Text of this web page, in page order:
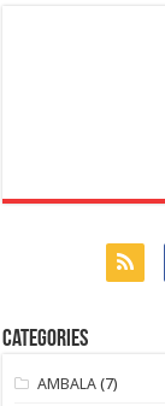
Categories
AMBALA (7)